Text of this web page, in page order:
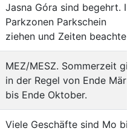
Jasna Góra sind begehrt. In
Parkzonen Parkschein
ziehen und Zeiten beachten.
MEZ/MESZ. Sommerzeit gilt
in der Regel von Ende März
bis Ende Oktober.
Viele Geschäfte sind Mo bis